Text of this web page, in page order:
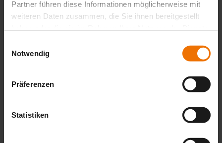
Partner führen diese Informationen möglicherweise mit
weiteren Daten zusammen, die Sie ihnen bereitgestellt
Notwendig
Präferenzen
Statistiken
personenbezogenen Daten vertraulich und entsprechend der
Daten elektronisch erhoben und gespeichert werden.